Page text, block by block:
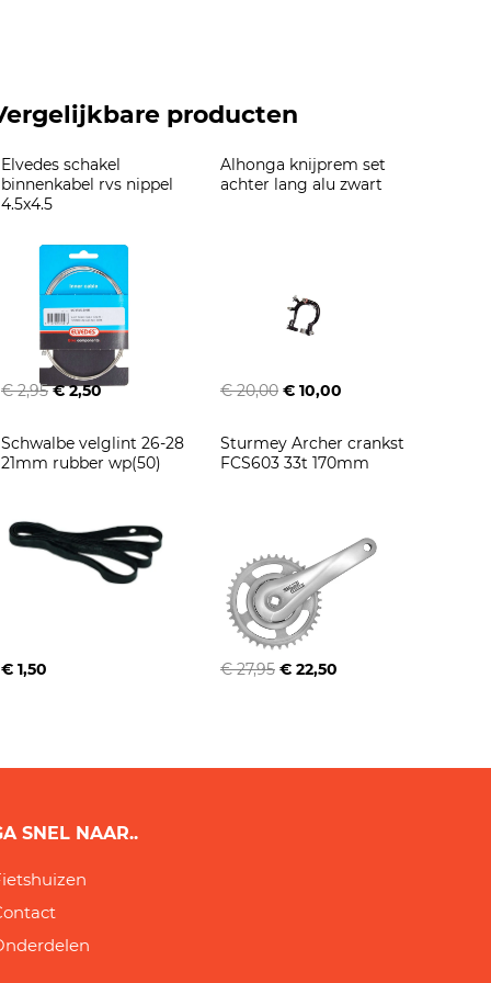
producten
Elvedes schakel
binnenkabel rvs nippel
4.5x4.5
€ 2,95 € 2,50
Alhonga knijprem set
achter lang alu zwart
€ 20,00 € 10,00
Schwalbe velglint 26-28
21mm rubber wp(50)
€ 1,50
Sturmey Archer crankst
FCS603 33t 170mm
€ 27,95 € 22,50
SNEL NAAR..